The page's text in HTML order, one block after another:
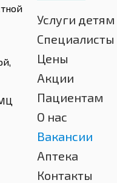
Услуги детям
Специалисты
Цены
Акции
Пациентам
О нас
Вакансии
Аптека
Контакты